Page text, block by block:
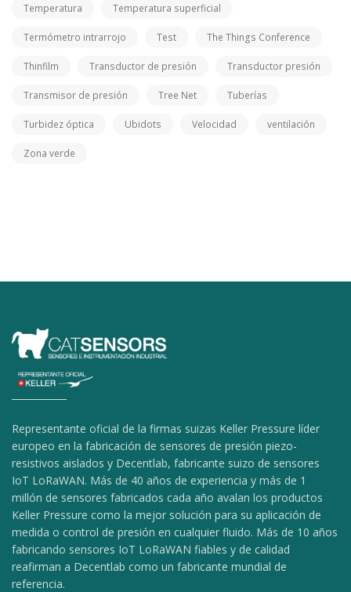
Temperatura Temperatura superficial
Termómetro intrarrojo Test The Things Conference
Thinfilm Transductor de presión Transductor presión
Transmisor de presión Tree Net Tuberías
Turbidez óptica Ubidots Velocidad ventilación
Zona verde
Representante oficial de la firmas suizas Keller Pressure líder
europeo en la fabricación de sensores de presión piezo-
resistivos aislados y Decentlab, fabricante suizo de sensores
IoT LoRaWAN. Más de 40 años de experiencia y más de 1
millón de sensores fabricados cada año avalan los productos
Keller Pressure como la mejor solución para su aplicación de
medida o control de presión en cualquier fluido. Más de 10 años
fabricando sensores IoT LoRaWAN fiables y de calidad
reafirman a Decentlab como un fabricante mundial de
referencia.